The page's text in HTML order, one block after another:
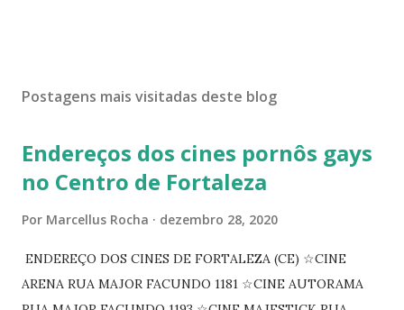
Postagens mais visitadas deste blog
Endereços dos cines pornôs gays
no Centro de Fortaleza
Por Marcellus Rocha dezembro 28, 2020
ENDEREÇO DOS CINES DE FORTALEZA (CE) ☆CINE
ARENA RUA MAJOR FACUNDO 1181 ☆CINE AUTORAMA